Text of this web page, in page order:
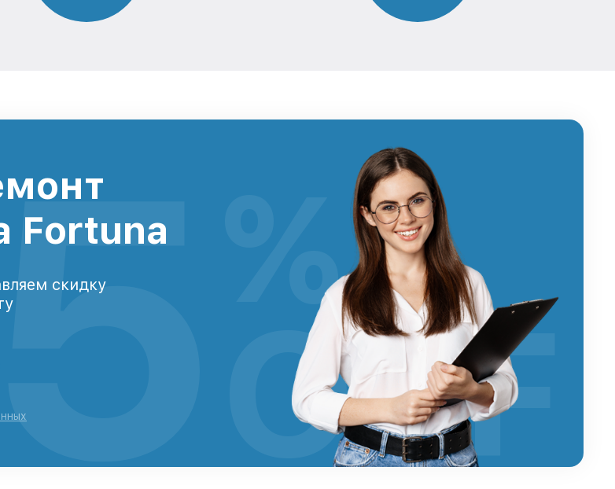
Fortuna
скидку
%
OFF